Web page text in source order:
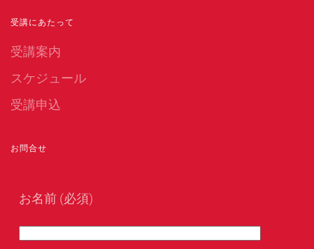
受講にあたって
受講案内
スケジュール
受講申込
お問合せ
お名前 (必須)